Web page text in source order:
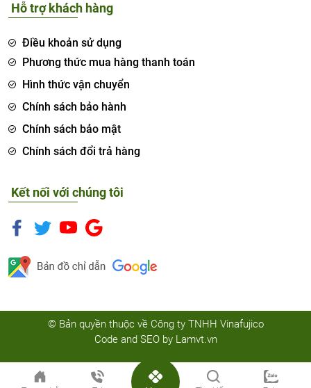
Hỗ trợ khách hàng
Điều khoản sử dụng
Phương thức mua hàng thanh toán
Hình thức vận chuyển
Chính sách bảo hành
Chính sách bảo mật
Chính sách đổi trả hàng
Kết nối với chúng tôi
© Bản quyền thuộc về Công ty TNHH Vinafujico
Code and SEO by Lamvt.vn